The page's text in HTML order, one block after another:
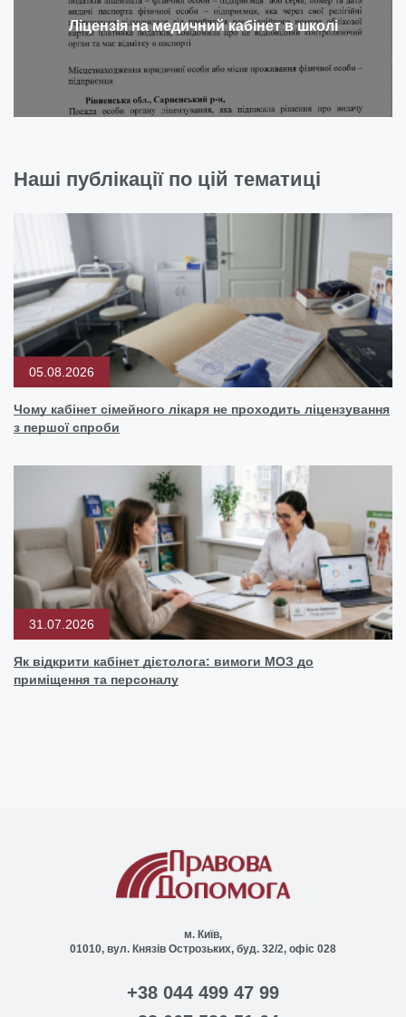
Ліцензія на медичний кабінет в школі
Наші публікації по цій тематиці
05.08.2026
Чому кабінет сімейного лікаря не проходить ліцензування
з першої спроби
31.07.2026
Як відкрити кабінет дієтолога: вимоги МОЗ до
приміщення та персоналу
м. Київ,
01010, вул. Князів Острозьких, буд. 32/2, офіс 028
+38 044 499 47 99